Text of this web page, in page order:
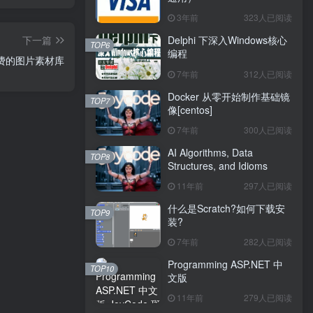
下一篇
的图片素材库
3年前 323人已阅读
Delphi 下深入Windows核心
编程
7年前 312人已阅读
TOP6
Docker 从零开始制作基础镜
像[centos]
7年前 300人已阅读
TOP7
AI Algorithms, Data
Structures, and Idioms
11年前 297人已阅读
TOP8
什么是Scratch?如何下载安
装?
7年前 282人已阅读
TOP9
Programming ASP.NET 中
文版
11年前 279人已阅读
TOP10